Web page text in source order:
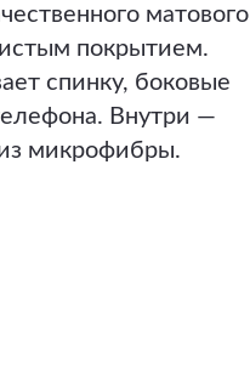
матового
покрытием.
спинку, боковые
Внутри —
микрофибры.